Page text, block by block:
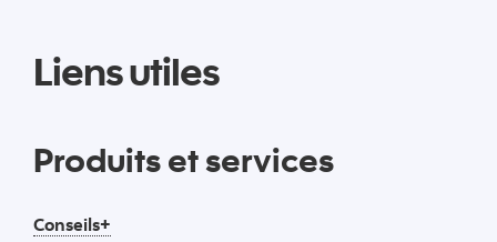
Liens utiles
Produits et services
Conseils+